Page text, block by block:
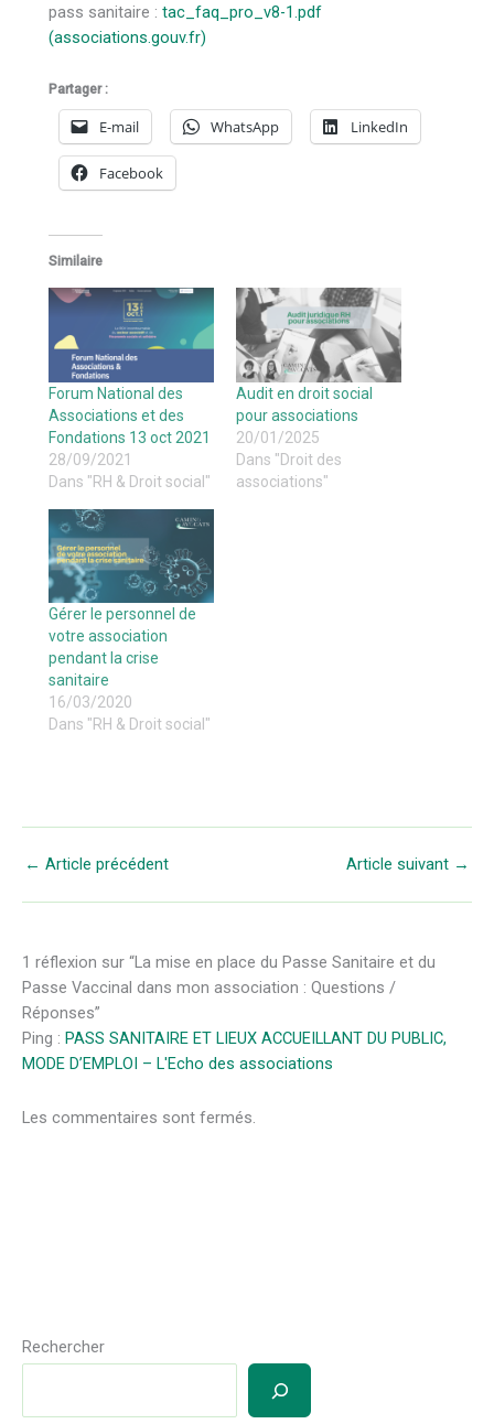
pass sanitaire : tac_faq_pro_v8-1.pdf
(associations.gouv.fr)
Partager :
E-mail WhatsApp LinkedIn
Facebook
Similaire
Forum National des
Associations et des
Fondations 13 oct 2021
28/09/2021
Dans "RH & Droit social"
Audit en droit social
pour associations
20/01/2025
Dans "Droit des
associations"
Gérer le personnel de
votre association
pendant la crise
sanitaire
16/03/2020
Dans "RH & Droit social"
← Article précédent Article suivant →
1 réflexion sur “La mise en place du Passe Sanitaire et du
Passe Vaccinal dans mon association : Questions /
Réponses”
Ping : PASS SANITAIRE ET LIEUX ACCUEILLANT DU PUBLIC,
MODE D’EMPLOI – L'Echo des associations
Les commentaires sont fermés.
Rechercher